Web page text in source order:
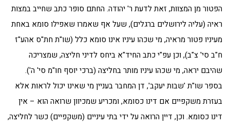
הפטור מן המצוות, זאת לדעת ר' יהודה. החתם סופר כתב שחייב במצות
ראיה (עליה לירושלים ברגלים), שעל אף שאמרו שאפילו סומא באחת
מעיניו פטור מראיה, מי שכהו עיניו אינו סומא כלל (שו"ת חת"ס אהע"ז
ח"ב סי' צ"ב), וכן עפ"י כתב החיד"א ביחס לדיני חליצה, שמצריכה
שהיבם יראה, מי שכהו עיניו מותר בחליצה (ברכי יוסף חו"מ סי' ה').
בספר שו"ת 'שבות יעקב', דן המחבר בעניין מי שאינו יכול לראות אלא
בעזרת משקפיים אם דינו כסומא, ומכריע שמכיוון שרואה הוא – אין
דינו כסומא. וכן, דיין הרואה על ידי בתי עיניים (משקפיים) כשר לחליצה,